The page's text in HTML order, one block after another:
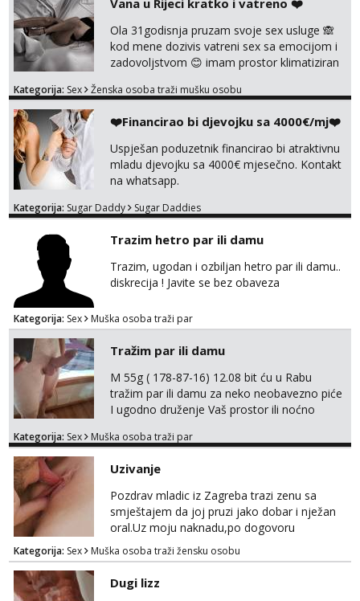
tel:0,93€ - mob:1,12€ min
Ivančica
tel:0,93€ - mob:1,12€ min
Zara
Tel:064/677-677- Kod: #123
tel:0,93€ - mob:1,12€ min
Anđela
- Kod: #142
tel:0,93€ - mob:1,12€ min
Vana u Rijeci kratko i vatreno ❤️
Ola 31godisnja pruzam svoje sex usluge 🙈
kod mene dozivis vatreni sex sa emocijom i
zadovoljstvom 😊 imam prostor klimatiziran
nudim klasiku sa zastitom pusenje bez
neradim analno i pitanja ako radim bez odma
ignoriram radim samo sa svojim slikama
original ✌️😊ali neki vec me poznaju waccap...
Kategorija: Sex Ženska osoba traži mušku osobu
❤️Financirao bi djevojku sa 4000€/mj❤️
Uspješan poduzetnik financirao bi atraktivnu
mladu djevojku sa 4000€ mjesečno. Kontakt
na whatsapp.
Kategorija: Sugar Daddy Sugar Daddies
Trazim hetro par ili damu
Trazim, ugodan i ozbiljan hetro par ili damu..
diskrecija ! Javite se bez obaveza
Kategorija: Sex Muška osoba traži par
Tražim par ili damu
M 55g ( 178-87-16) 12.08 bit ću u Rabu
tražim par ili damu za neko neobavezno piće
I ugodno druženje Vaš prostor ili noćno
trata.vrh@gmail.com
Kategorija: Sex Muška osoba traži par
Uzivanje
Pozdrav mladic iz Zagreba trazi zenu sa
smještajem da joj pruzi jako dobar i nježan
oral.Uz moju naknadu,po dogovoru
.Diskrecija osigurana.
Kategorija: Sex Muška osoba traži žensku osobu
Dugi lizz